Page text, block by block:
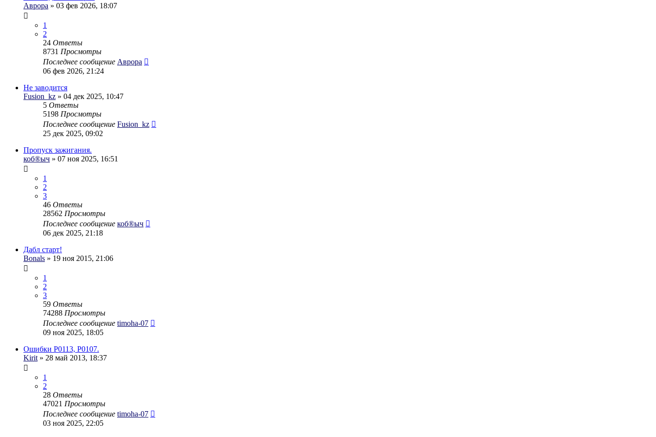
Аврора » 03 фев 2026, 18:07
1
2
24 Ответы
8731 Просмотры
Последнее сообщение Аврора
06 фев 2026, 21:24
Не заводится
Fusion_kz » 04 дек 2025, 10:47
5 Ответы
5198 Просмотры
Последнее сообщение Fusion_kz
25 дек 2025, 09:02
Пропуск зажигания.
коб®ыч » 07 ноя 2025, 16:51
1
2
3
46 Ответы
28562 Просмотры
Последнее сообщение коб®ыч
06 дек 2025, 21:18
Дабл старт!
Bonals » 19 ноя 2015, 21:06
1
2
3
59 Ответы
74288 Просмотры
Последнее сообщение timoha-07
09 ноя 2025, 18:05
Ошибки P0113, P0107.
Kirit » 28 май 2013, 18:37
1
2
28 Ответы
47021 Просмотры
Последнее сообщение timoha-07
03 ноя 2025, 22:05